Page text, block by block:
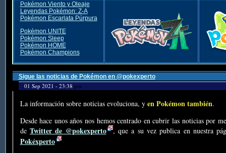
Pokémon Viento y Oleaje
Leyendas Pokémon: Z-A
Pokémon Escarlata Púrpura
Pokémon UNITE
Pokémon Sleep
Pokémon HOME
Pokémon Champions
Sigue las noticias de Pokémon en @pokexperto
01 Sep 2021 - 23:38 por
La información sobre noticias evoluciona, y en Pokémon también.
Desde hace unos años nos hemos centrado en cubrir las noticias por
de Twitter de @pokexperto , que a su vez publica en nuestra
Pokéxperto